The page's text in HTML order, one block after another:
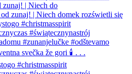
zunaj! | Niech do